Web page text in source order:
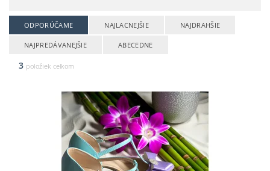
ODPORÚČAME NAJLACNEJŠIE NAJDRAHŠIE
NAJPREDÁVANEJŠIE ABECEDNE
3 položiek celkom